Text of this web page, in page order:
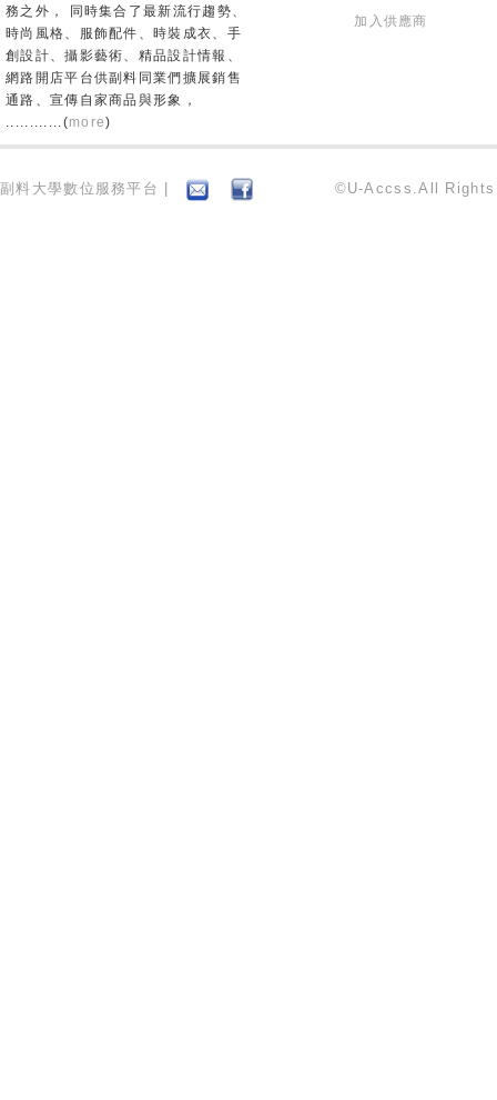
務之外， 同時集合了最新流行趨勢、
時尚風格、服飾配件、時裝成衣、手
創設計、攝影藝術、精品設計情報、
網路開店平台供副料同業們擴展銷售
通路、宣傳自家商品與形象，
............(more)
加入供應商
副料大學數位服務平台 | ©U-Accss.All Rights